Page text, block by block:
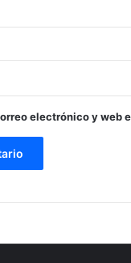
electrónico y web